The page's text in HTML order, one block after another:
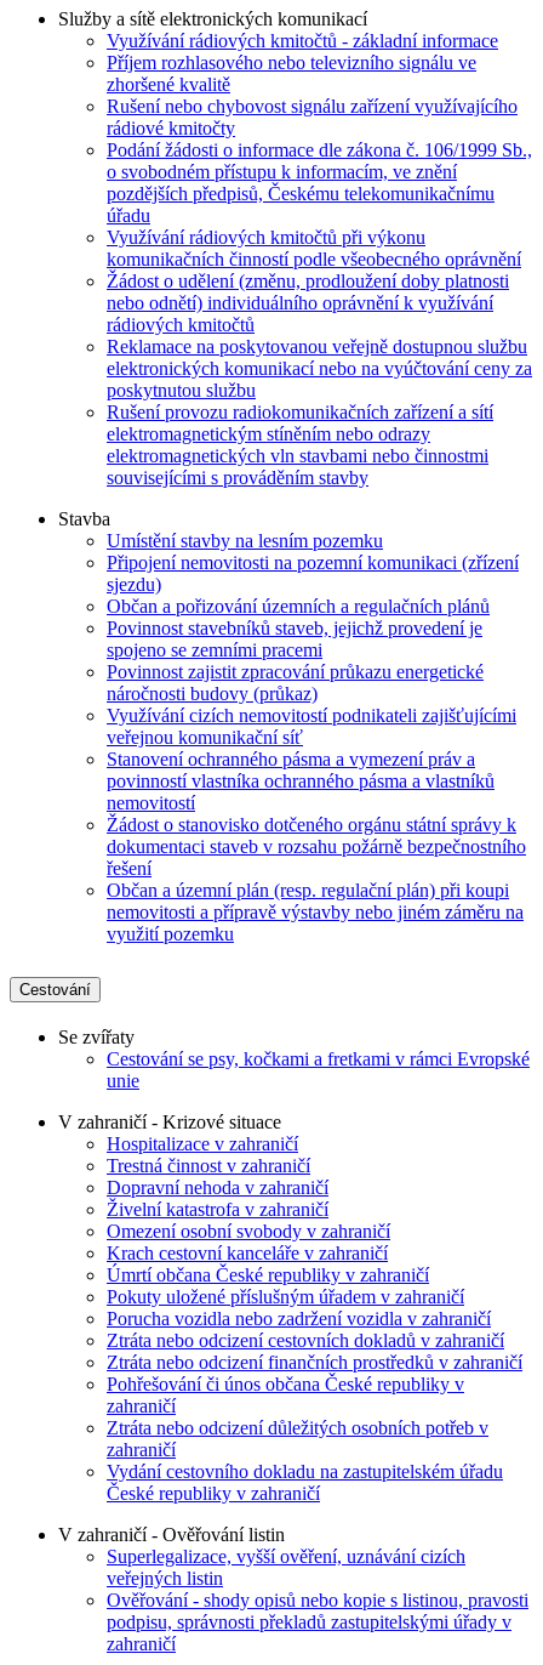
Služby a sítě elektronických komunikací
Využívání rádiových kmitočtů - základní informace
Příjem rozhlasového nebo televizního signálu ve
zhoršené kvalitě
Rušení nebo chybovost signálu zařízení využívajícího
rádiové kmitočty
Podání žádosti o informace dle zákona č. 106/1999 Sb.,
o svobodném přístupu k informacím, ve znění
pozdějších předpisů, Českému telekomunikačnímu
úřadu
Využívání rádiových kmitočtů při výkonu
komunikačních činností podle všeobecného oprávnění
Žádost o udělení (změnu, prodloužení doby platnosti
nebo odnětí) individuálního oprávnění k využívání
rádiových kmitočtů
Reklamace na poskytovanou veřejně dostupnou službu
elektronických komunikací nebo na vyúčtování ceny za
poskytnutou službu
Rušení provozu radiokomunikačních zařízení a sítí
elektromagnetickým stíněním nebo odrazy
elektromagnetických vln stavbami nebo činnostmi
souvisejícími s prováděním stavby
Stavba
Umístění stavby na lesním pozemku
Připojení nemovitosti na pozemní komunikaci (zřízení
sjezdu)
Občan a pořizování územních a regulačních plánů
Povinnost stavebníků staveb, jejichž provedení je
spojeno se zemními pracemi
Povinnost zajistit zpracování průkazu energetické
náročnosti budovy (průkaz)
Využívání cizích nemovitostí podnikateli zajišťujícími
veřejnou komunikační síť
Stanovení ochranného pásma a vymezení práv a
povinností vlastníka ochranného pásma a vlastníků
nemovitostí
Žádost o stanovisko dotčeného orgánu státní správy k
dokumentaci staveb v rozsahu požárně bezpečnostního
řešení
Občan a územní plán (resp. regulační plán) při koupi
nemovitosti a přípravě výstavby nebo jiném záměru na
využití pozemku
Cestování
Se zvířaty
Cestování se psy, kočkami a fretkami v rámci Evropské
unie
V zahraničí - Krizové situace
Hospitalizace v zahraničí
Trestná činnost v zahraničí
Dopravní nehoda v zahraničí
Živelní katastrofa v zahraničí
Omezení osobní svobody v zahraničí
Krach cestovní kanceláře v zahraničí
Úmrtí občana České republiky v zahraničí
Pokuty uložené příslušným úřadem v zahraničí
Porucha vozidla nebo zadržení vozidla v zahraničí
Ztráta nebo odcizení cestovních dokladů v zahraničí
Ztráta nebo odcizení finančních prostředků v zahraničí
Pohřešování či únos občana České republiky v
zahraničí
Ztráta nebo odcizení důležitých osobních potřeb v
zahraničí
Vydání cestovního dokladu na zastupitelském úřadu
České republiky v zahraničí
V zahraničí - Ověřování listin
Superlegalizace, vyšší ověření, uznávání cizích
veřejných listin
Ověřování - shody opisů nebo kopie s listinou, pravosti
podpisu, správnosti překladů zastupitelskými úřady v
zahraničí